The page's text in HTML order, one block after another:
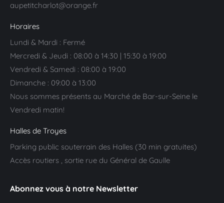
aupetitcharlot@orange.fr
Horaires
Lundi & Mardi : Fermé
Mercredi & Jeudi : 08:00 à 14:30 | 15:30 à 19:00
Vendredi & Samedi : 08:00 à 19:00
Dimanche : 09:00 à 13:00
Nous sommes présents au Marché de Bar-sur-Seine le
Vendredi matin!
Halles de Troyes
Parking public souterrain des Halles (30 min gratuites)
Accès routiers , sortie rue du Général de Gaulle
Abonnez vous à notre Newsletter